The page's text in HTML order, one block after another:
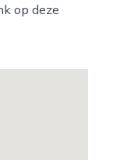
op deze